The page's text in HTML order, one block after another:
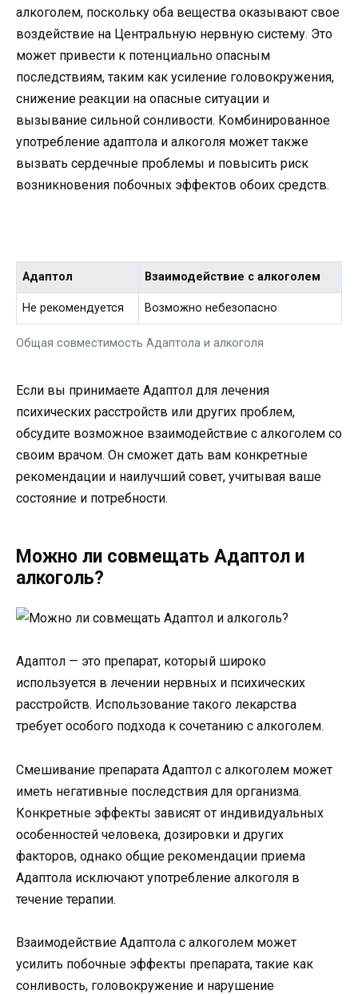
алкоголем, поскольку оба вещества оказывают свое
воздействие на Центральную нервную систему. Это
может привести к потенциально опасным
последствиям, таким как усиление головокружения,
снижение реакции на опасные ситуации и
вызывание сильной сонливости. Комбинированное
употребление адаптола и алкоголя может также
вызвать сердечные проблемы и повысить риск
возникновения побочных эффектов обоих средств.
Общая совместимость Адаптола и алкоголя
Адаптол Взаимодействие с алкоголем
Не рекомендуется Возможно небезопасно
Если вы принимаете Адаптол для лечения
психических расстройств или других проблем,
обсудите возможное взаимодействие с алкоголем со
своим врачом. Он сможет дать вам конкретные
рекомендации и наилучший совет, учитывая ваше
состояние и потребности.
Можно ли совмещать Адаптол и
алкоголь?
Адаптол — это препарат, который широко
используется в лечении нервных и психических
расстройств. Использование такого лекарства
требует особого подхода к сочетанию с алкоголем.
Смешивание препарата Адаптол с алкоголем может
иметь негативные последствия для организма.
Конкретные эффекты зависят от индивидуальных
особенностей человека, дозировки и других
факторов, однако общие рекомендации приема
Адаптола исключают употребление алкоголя в
течение терапии.
Взаимодействие Адаптола с алкоголем может
усилить побочные эффекты препарата, такие как
сонливость, головокружение и нарушение